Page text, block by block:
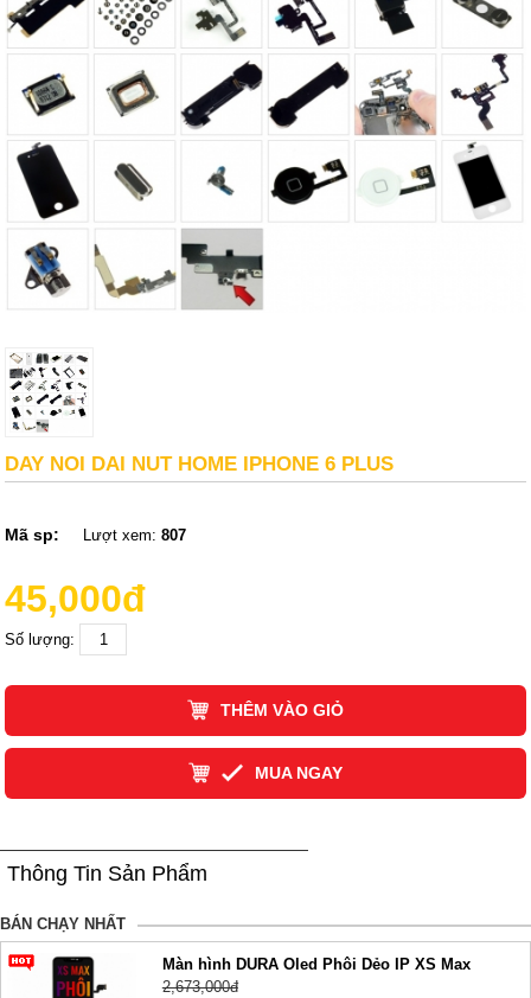
DAY NOI DAI NUT HOME IPHONE 6 PLUS
Mã sp: Lượt xem:807
45,000đ
Số lượng:
THÊM VÀO GIỎ
MUA NGAY
Thông Tin Sản Phẩm
BÁN CHẠY NHẤT
Màn hình DURA Oled Phôi Dẻo IP XS Max
2,673,000đ